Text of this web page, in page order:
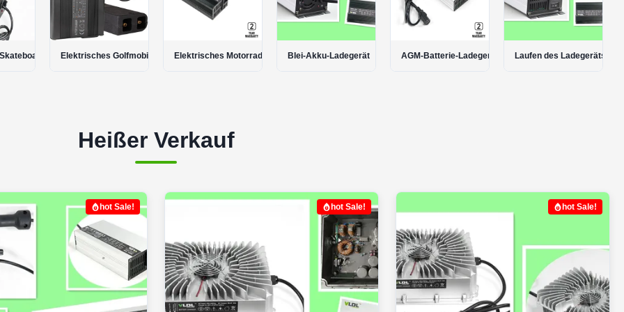
LadegerätElektrisches Motorrad-LadegerätBlei-Akku-Ladegerät AGM-Batterie-Ladegerät Laufen des Ladegeräts portable Ladegerät
Heißer Verkauf
hot Sale! hot Sale! hot Sale!